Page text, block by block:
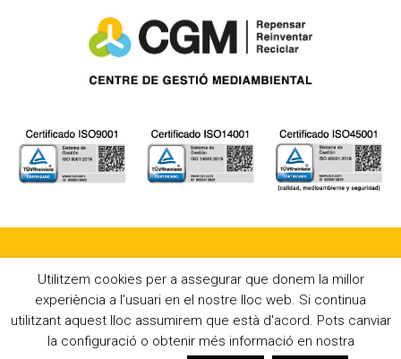
Informativa sulla privacy|
Politica integrata
Utilitzem cookies per a assegurar que donem la millor
experiència a l'usuari en el nostre lloc web. Si continua
utilitzant aquest lloc assumirem que està d'acord. Pots canviar
la configuració o obtenir més informació en nostra